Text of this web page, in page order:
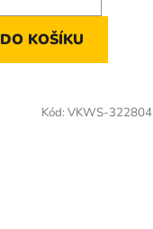
DO KOŠÍKU
Kód: VKWS-322804